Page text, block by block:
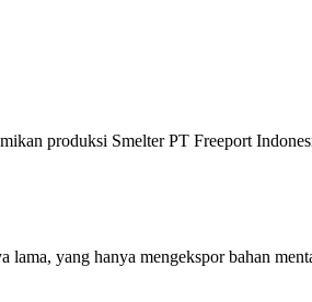
produksi Smelter PT Freeport
yang hanya mengekspor bahan